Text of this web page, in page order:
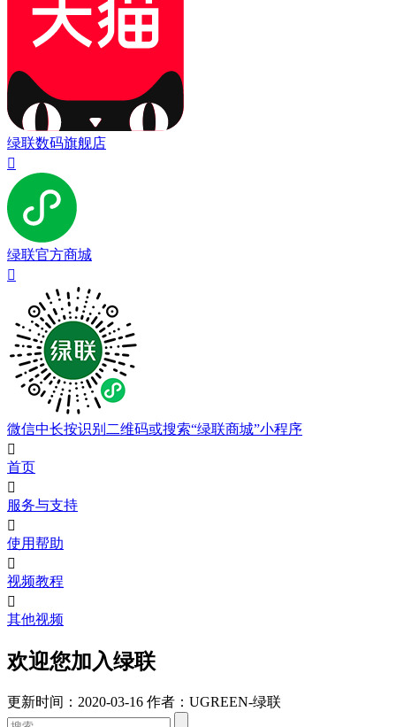
绿联数码旗舰店

绿联官方商城

微信中长按识别二维码或搜索“绿联商城”小程序

首页

服务与支持

使用帮助

视频教程

其他视频
欢迎您加入绿联
更新时间：2020-03-16 作者：UGREEN-绿联